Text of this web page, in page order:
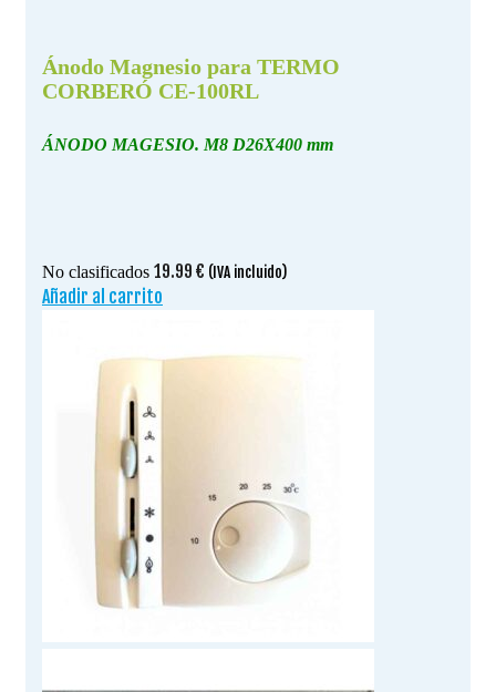
Ánodo Magnesio para TERMO
CORBERÓ CE-100RL
ÁNODO MAGESIO. M8 D26X400 mm
No clasificados 19.99 € (IVA incluido)
Añadir al carrito